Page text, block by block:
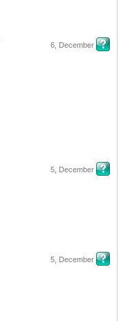
6, December
5, December
5, December